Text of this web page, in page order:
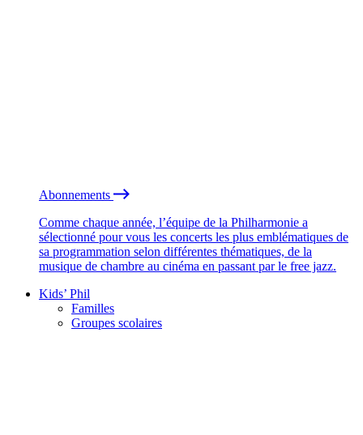
Abonnements
Comme chaque année, l’équipe de la Philharmonie a
sélectionné pour vous les concerts les plus emblématiques de
sa programmation selon différentes thématiques, de la
musique de chambre au cinéma en passant par le free jazz.
Kids’ Phil
Familles
Groupes scolaires